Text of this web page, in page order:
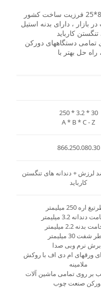
تیغ اره های الماسه ام دی اف بر 80*25 فرزیت ساخت کشور
بازار ، دارای بدنه استیل
کارباید
حل بهتر با
250 * 3.2 * 30
A * B * C - Z
866.250.080.30
لرزش + دندانه های تنگستن
کارباید
250 میلیمتر
3.2 میلیمتر
2.2 میلیمتر
30 میلیمتر
نرم وبی صدا
ورقهای ام دی اف با روکش
ملامینه
بر روی تمامی ماشین آلات
صنعت چوب